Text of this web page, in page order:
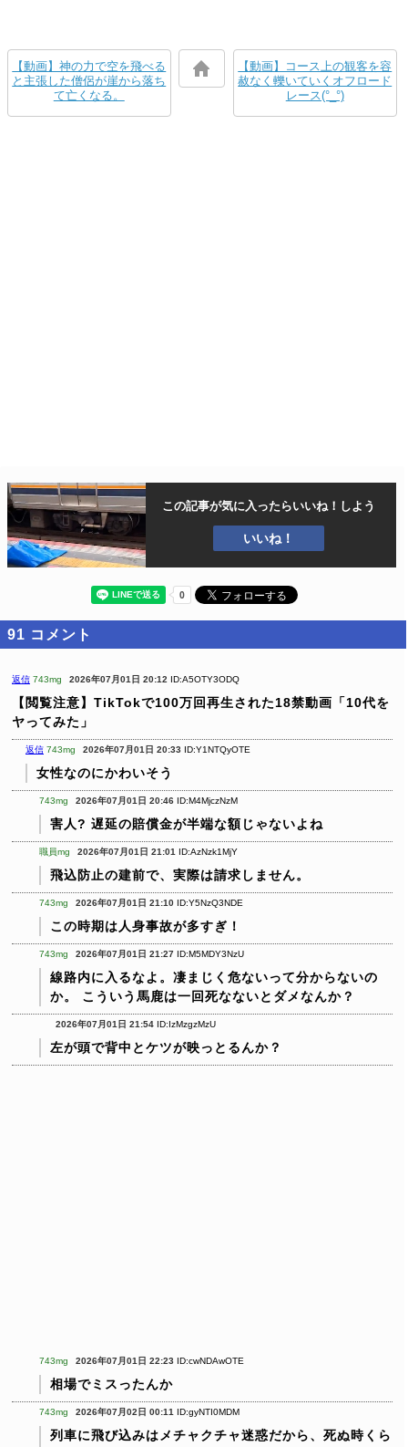
【動画】神の力で空を飛べる
と主張した僧侶が崖から落ち
て亡くなる。
【動画】コース上の観客を容
赦なく轢いていくオフロード
レース(°_°)
この記事が気に入ったらいいね！しよう
いいね！
91 コメント
返信 743mg 2026年07月01日 20:12 ID:A5OTY3ODQ
【閲覧注意】TikTokで100万回再生された18禁動画「10代を
ヤってみた」
返信 743mg 2026年07月01日 20:33 ID:Y1NTQyOTE
女性なのにかわいそう
743mg 2026年07月01日 20:46 ID:M4MjczNzM
害人? 遅延の賠償金が半端な額じゃないよね
職員mg 2026年07月01日 21:01 ID:AzNzk1MjY
飛込防止の建前で、実際は請求しません。
743mg 2026年07月01日 21:10 ID:Y5NzQ3NDE
この時期は人身事故が多すぎ！
743mg 2026年07月01日 21:27 ID:M5MDY3NzU
線路内に入るなよ。凄まじく危ないって分からないの
か。
こういう馬鹿は一回死なないとダメなんか？
2026年07月01日 21:54 ID:IzMzgzMzU
左が頭で背中とケツが映っとるんか？
743mg 2026年07月01日 22:23 ID:cwNDAwOTE
相場でミスったんか
743mg 2026年07月02日 00:11 ID:gyNTI0MDM
列車に飛び込みはメチャクチャ迷惑だから、死ぬ時くら